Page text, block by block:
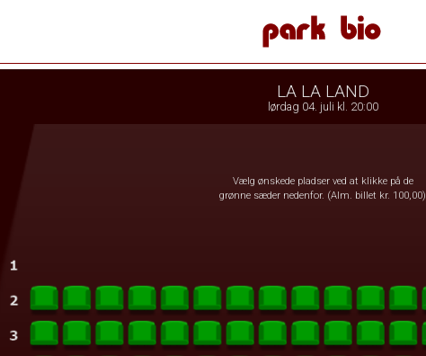
LA LA LAND
lørdag 04. juli kl. 20:00
Vælg ønskede pladser ved at klikke på de
grønne sæder nedenfor. (Alm. billet kr. 100,00)
1step-front02 013708